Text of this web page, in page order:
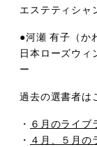
エステティシャ
●河瀬 有子（か
日本ローズウィ
ー
過去の選書者は
・ ６月のライブ
・ ４月、５月の